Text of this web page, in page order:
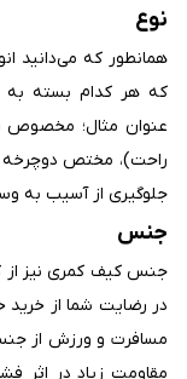
نوع
همانطور که می‌‌دانید
که هر کدام بسته به
عنوان مثال؛ مخصوص
راحت)، مختص دوچرخه
جلوگیری از آسیب به
جنس
جنس کیف کمری نیز از
در رضایت شما از
مسافرت و ورزش از
مقاومت زیاد در اثر